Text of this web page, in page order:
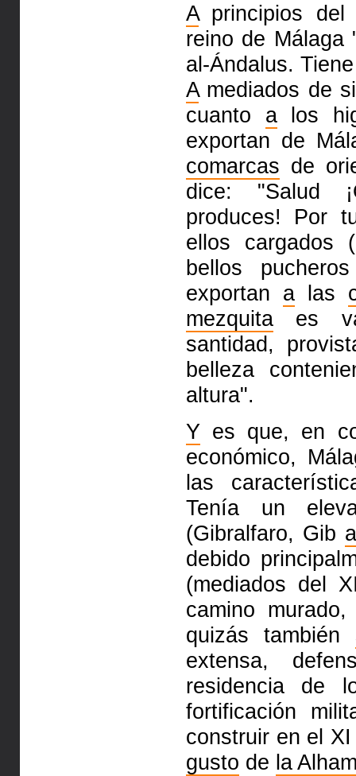
Aprincipios del
reino de
al-Ándalus.
Amediados de
cuanto alos
exportan de
comarcas de
dice: "Salud
produces! Por
ellos
bellos
exportan a las
mezquita es
santidad,
belleza
altura".
Y es que, en
económico,
las
Tenía un
(Gibralfaro, Gib
debido
(mediados del
camino
quizás también
extensa,
residencia de
fortificación
construir en el
gusto de la